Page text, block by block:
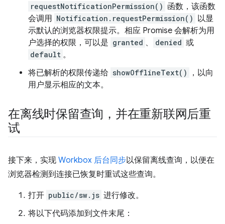
requestNotificationPermission() 函数，该函数
会调用 Notification.requestPermission() 以显
示默认的浏览器权限提示。相应 Promise 会解析为用
户选择的权限，可以是 granted 、 denied 或
default 。
将已解析的权限传递给 showOfflineText()
，以向
用户显示相应的文本。
在离线时保留查询，并在重新联网后重
试
接下来，实现 Workbox 后台同步以保留离线查询，以便在
浏览器检测到连接已恢复时重试这些查询。
打开 public/sw.js 进行修改。
将以下代码添加到文件末尾：